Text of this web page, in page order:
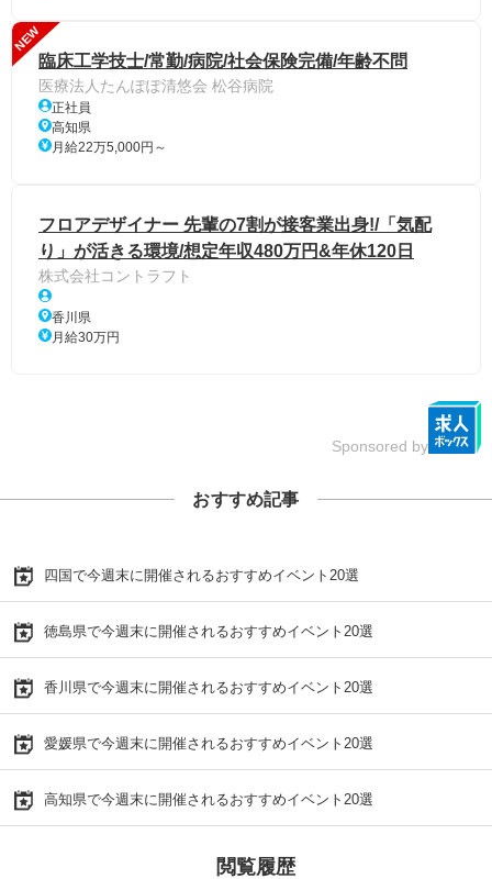
NEW
臨床工学技士/常勤/病院/社会保険完備/年齢不問
医療法人たんぽぽ清悠会 松谷病院
正社員
高知県
月給22万5,000円～
フロアデザイナー 先輩の7割が接客業出身!/「気配
り」が活きる環境/想定年収480万円&年休120日
株式会社コントラフト
香川県
月給30万円
Sponsored by
おすすめ記事
四国で今週末に開催されるおすすめイベント20選
徳島県で今週末に開催されるおすすめイベント20選
香川県で今週末に開催されるおすすめイベント20選
愛媛県で今週末に開催されるおすすめイベント20選
高知県で今週末に開催されるおすすめイベント20選
閲覧履歴